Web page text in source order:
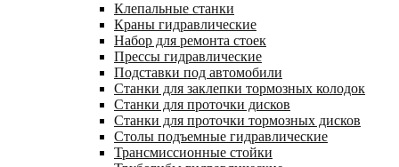
Клепальные станки
Краны гидравлические
Набор для ремонта стоек
Прессы гидравлические
Подставки под автомобили
Станки для заклепки тормозных колодок
Станки для проточки дисков
Станки для проточки тормозных дисков
Столы подъемные гидравлические
Трансмиссионные стойки